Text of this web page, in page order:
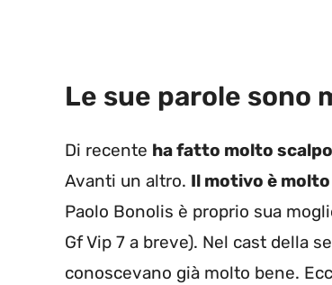
Le sue parole sono
Di recente ha fatto molto
Avanti un altro. Il motivo è
Paolo Bonolis è proprio sua
Gf Vip 7 a breve). Nel cast della
conoscevano già molto bene.